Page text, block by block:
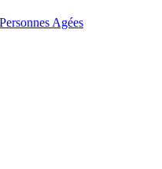
Agées